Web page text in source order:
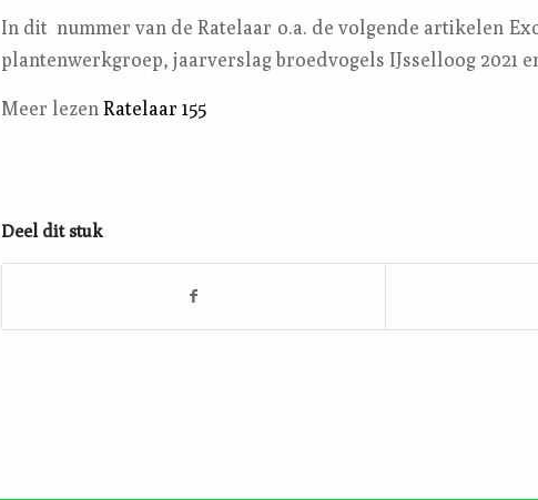
In dit nummer van de Ratelaar o.a. de volgende artikelen
plantenwerkgroep, jaarverslag broedvogels IJsselloog 2021
Meer lezen Ratelaar 155
Deel dit stuk